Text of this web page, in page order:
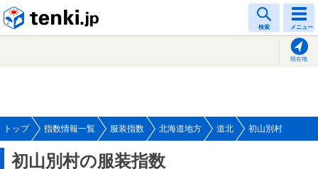
検索 メニュー
現在地
トップ 指数情報一覧 服装指数 北海道地方 道北 初山別村
初山別村の服装指数